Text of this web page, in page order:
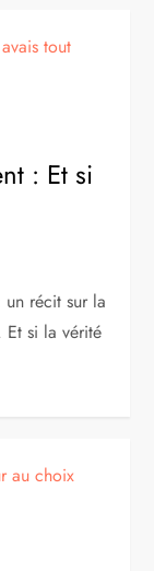
: Et si
un récit sur la
Et si la vérité